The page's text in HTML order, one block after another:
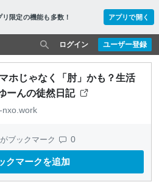
リ限定の機能も多数！ アプリで開く
ユーザー登録
ログイン
ホじゃなく「肘」かも？生活
ーんの徒然日記
nxo.work
がブックマーク 0
クマークを追加